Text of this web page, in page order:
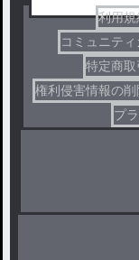
利用規
コミュニテ
特定商
権利侵害情報の削
プ